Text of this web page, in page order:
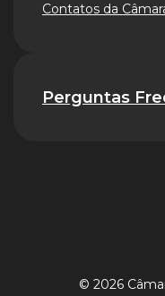
Contatos da
Perguntas
© 2026